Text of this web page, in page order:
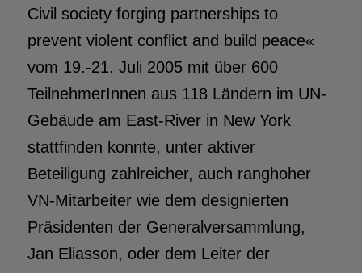
Civil society forging partnerships to
prevent violent conflict and build peace«
vom 19.-21. Juli 2005 mit über 600
TeilnehmerInnen aus 118 Ländern im UN-
Gebäude am East-River in New York
stattfinden konnte, unter aktiver
Beteiligung zahlreicher, auch ranghoher
VN-Mitarbeiter wie dem designierten
Präsidenten der Generalversammlung,
Jan Eliasson, oder dem Leiter der